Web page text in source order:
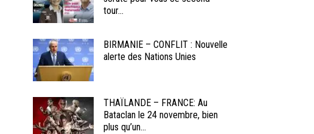
tour...
BIRMANIE – CONFLIT : Nouvelle
alerte des Nations Unies
THAÏLANDE – FRANCE: Au
Bataclan le 24 novembre, bien
plus qu’un...